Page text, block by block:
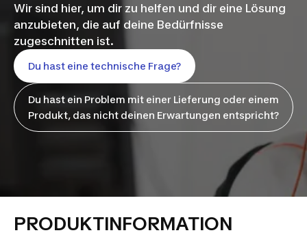
Wir sind hier, um dir zu helfen und dir eine Lösung
anzubieten, die auf deine Bedürfnisse
zugeschnitten ist.
Du hast eine technische Frage?
Du hast ein Problem mit einer Lieferung oder einem
Produkt, das nicht deinen Erwartungen entspricht?
PRODUKTINFORMATION